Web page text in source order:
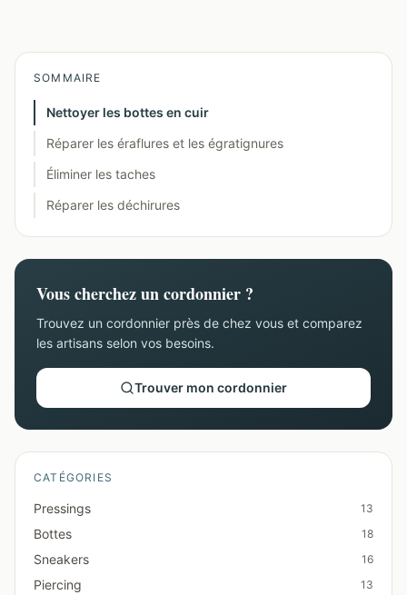
SOMMAIRE
Nettoyer les bottes en cuir
Réparer les éraflures et les égratignures
Éliminer les taches
Réparer les déchirures
Vous cherchez un cordonnier ?
Trouvez un cordonnier près de chez vous et comparez
les artisans selon vos besoins.
Trouver mon cordonnier
CATÉGORIES
Pressings 13
Bottes 18
Sneakers 16
Piercing 13